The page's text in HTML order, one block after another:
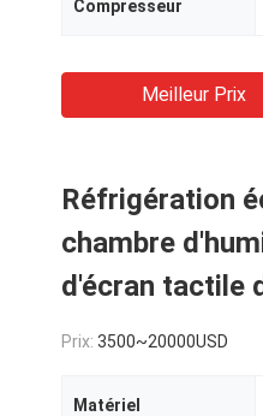
Compresseur
Meilleur Prix
Réfrigération
chambre
d'écran tactile
Prix: 3500~20000USD
Matériel